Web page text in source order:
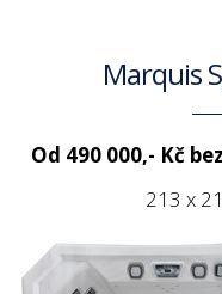
Marquis
Od 490 000,- Kč
213 x